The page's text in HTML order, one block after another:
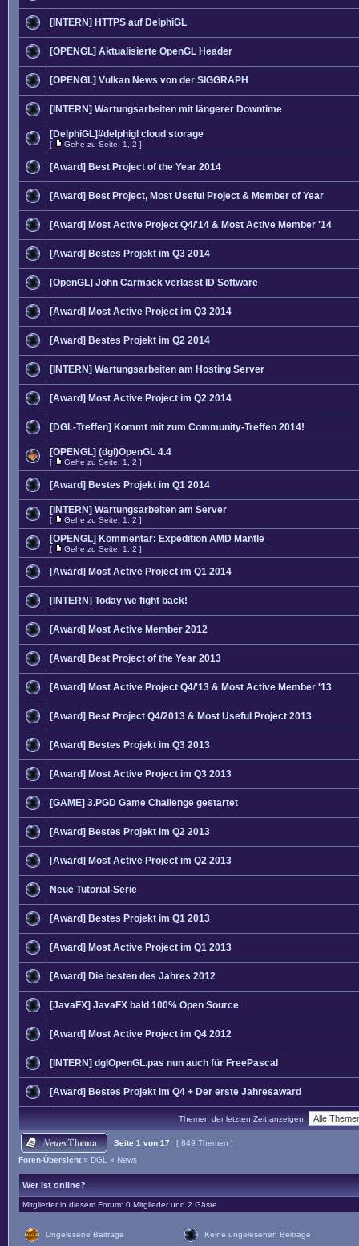
[INTERN] HTTPS auf DelphiGL
[OPENGL] Aktualisierte OpenGL Header
[OPENGL] Vulkan News von der SIGGRAPH
[INTERN] Wartungsarbeiten mit längerer Downtime
[DelphiGL]#delphigl cloud storage
[ Gehe zu Seite: 1 2 ]
[Award] Best Project of the Year 2014
[Award] Best Project, Most Useful Project & Member of Year
[Award] Most Active Project Q4/'14 & Most Active Member '14
[Award] Bestes Projekt im Q3 2014
[OpenGL] John Carmack verlässt ID Software
[Award] Most Active Project im Q3 2014
[Award] Bestes Projekt im Q2 2014
[INTERN] Wartungsarbeiten am Hosting Server
[Award] Most Active Project im Q2 2014
[DGL-Treffen] Kommt mit zum Community-Treffen 2014!
[OPENGL] (dgl)OpenGL 4.4
[ Gehe zu Seite: 1 2 ]
[Award] Bestes Projekt im Q1 2014
[INTERN] Wartungsarbeiten am Server
[ Gehe zu Seite: 1 2 ]
[OPENGL] Kommentar: Expedition AMD Mantle
[ Gehe zu Seite: 1 2 ]
[Award] Most Active Project im Q1 2014
[INTERN] Today we fight back!
[Award] Most Active Member 2012
[Award] Best Project of the Year 2013
[Award] Most Active Project Q4/'13 & Most Active Member '13
[Award] Best Project Q4/2013 & Most Useful Project 2013
[Award] Bestes Projekt im Q3 2013
[Award] Most Active Project im Q3 2013
[GAME] 3.PGD Game Challenge gestartet
[Award] Bestes Projekt im Q2 2013
[Award] Most Active Project im Q2 2013
Neue Tutorial-Serie
[Award] Bestes Projekt im Q1 2013
[Award] Most Active Project im Q1 2013
[Award] Die besten des Jahres 2012
[JavaFX] JavaFX bald 100% Open Source
[Award] Most Active Project im Q4 2012
[INTERN] dglOpenGL.pas nun auch für FreePascal
[Award] Bestes Projekt im Q4 + Der erste Jahresaward
Themen der letzten Zeit anzeigen:
Seite 1 von 17
[ 849 Themen ]
Foren-Übersicht » DGL » News
Wer ist online?
Mitglieder in diesem Forum: 0 Mitglieder und 2 Gäste
Ungelesene Beiträge Keine ungelesenen Beiträge